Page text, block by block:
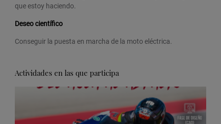
que estoy haciendo.
Deseo científico
Conseguir la puesta en marcha de la moto eléctrica.
Actividades en las que participa